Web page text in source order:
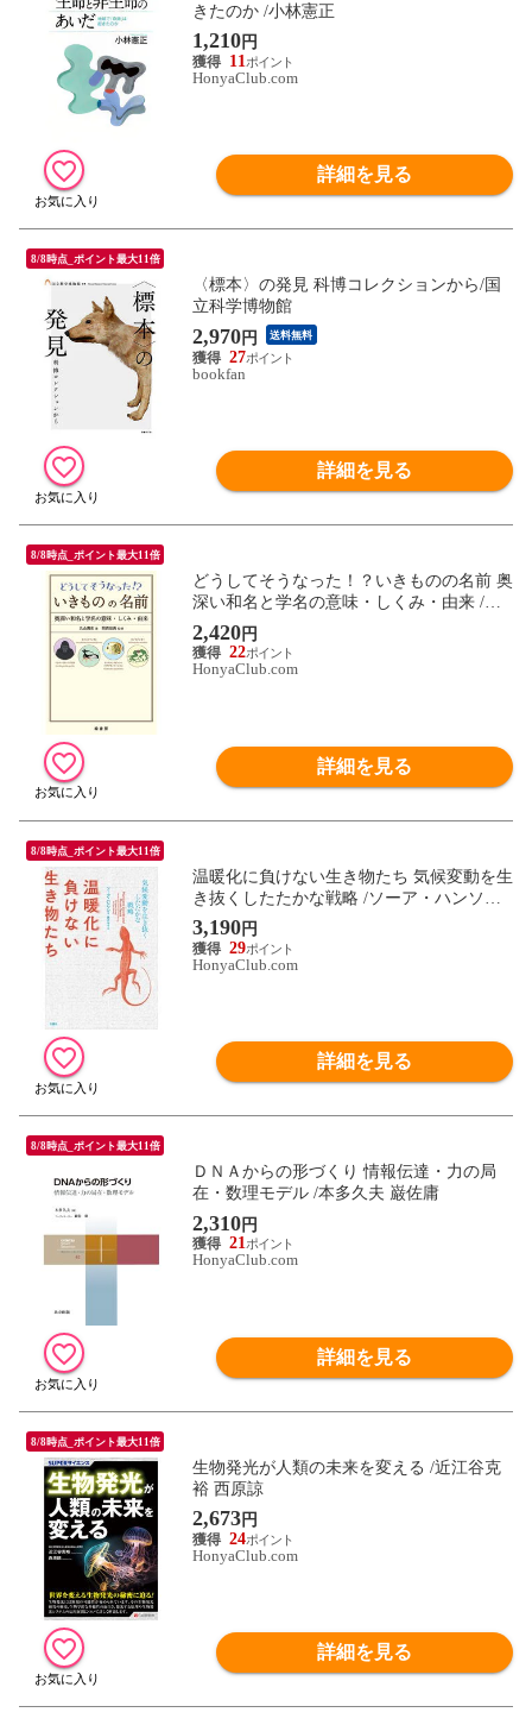
きたのか /小林憲正
1,210円
11
HonyaClub.com
詳細を見る
8/8時点_ポイント最大11倍
〈標本〉の発見 科博コレクションから/国
立科学博物館
2,970円 送料無料
27
bookfan
詳細を見る
8/8時点_ポイント最大11倍
どうしてそうなった！？いきものの名前 奥
深い和名と学名の意味・しくみ・由来 /丸
山貴史 岡西政典
2,420円
22
HonyaClub.com
詳細を見る
8/8時点_ポイント最大11倍
温暖化に負けない生き物たち 気候変動を生
き抜くしたたかな戦略 /ソーア・ハンソン
黒沢令子
3,190円
29
HonyaClub.com
詳細を見る
8/8時点_ポイント最大11倍
ＤＮＡからの形づくり 情報伝達・力の局
在・数理モデル /本多久夫 巌佐庸
2,310円
21
HonyaClub.com
詳細を見る
8/8時点_ポイント最大11倍
生物発光が人類の未来を変える /近江谷克
裕 西原諒
2,673円
24
HonyaClub.com
詳細を見る